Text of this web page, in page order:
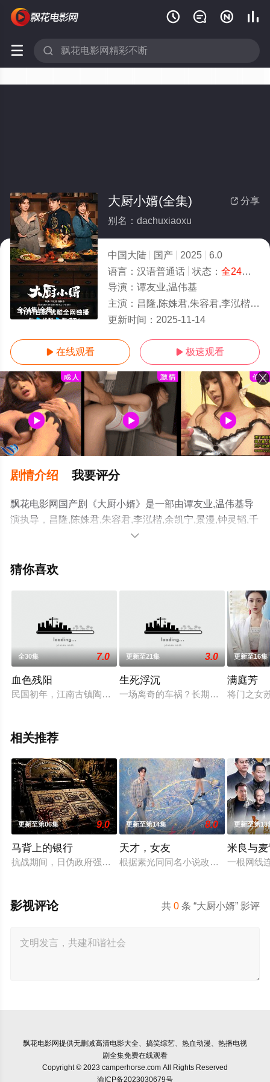
   
 
全24集/全集
 分享
大厨小婿(全集)
别名：dachuxiaoxu
中国大陆 国产 2025
6.0
语言： 汉语普通话 状态： 全24集
导演： 谭友业,温伟基
主演： 昌隆,陈姝君,朱容君,李泓楷,余凯宁,景漫,钟灵韬,千散,姬天语,刘骐
更新时间： 2025-11-14
 在线观看  极速观看
剧情介绍 我要评分
飘花电影网国产剧《大厨小婿》是一部由谭友业,温伟基导
演执导，昌隆,陈姝君,朱容君,李泓楷,余凯宁,景漫,钟灵韬,千
散,姬天语,刘骐等演员精彩演绎的中国大陆电视剧，大结局
电视剧全集就上飘花影院，热播电视剧提前免费观看，更

猜你喜欢
全30集 7.0
血色残阳
民国初年，江南古镇陶家大院。这日陶家上下正为后院古井冒
更新至21集 3.0
生死浮沉
一场离奇的车祸？长期寄宿在体内的
更新至16集
满庭芳
将门之女
相关推荐
更新至第06集 9.0
马背上的银行
抗战期间，日伪政府强行推广、使用由“中国准备银行”发行的
更新至第14集 8.0
天才，女友
根据素光同同名小说改编。江逾白长
更新至第13
米良与
一根网线
共0 条 “大厨小婿” 影评
影视评论
飘花电影网提供无删减高清电影大全、搞笑综艺、热血动漫、热播电视
剧全集免费在线观看
Copyright © 2023 camperhorse.com All Rights Reserved
渝ICP备2023030679号